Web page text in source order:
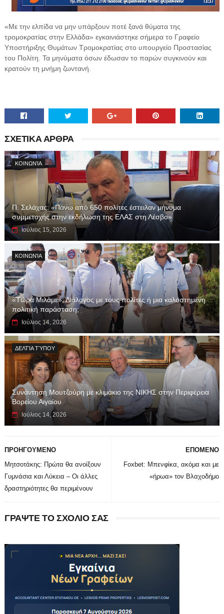
«Με την ελπίδα να μην υπάρξουν ποτέ ξανά θύματα της
τρομοκρατίας στην Ελλάδα» εγκαινιάστηκε σήμερα το Γραφείο
Υποστήριξης Θυμάτων Τρομοκρατίας στο υπουργείο Προστασίας
του Πολίτη. Τα μηνύματα όσων έδωσαν το παρών συγκινούν και
κρατούν τη μνήμη ζωντανή.
ΣΧΕΤΙΚΑ ΑΡΘΡΑ
ΚΟΙΝΩΝΊΑ
Π. Σελάχας: «Πάνω από 650 πολίτες έστειλαν μήνυμα
συμμετοχής στην εκδήλωση της ΕΛΑΣ στη Λέσβο»
Ιούλιος 15, 2026
ΚΟΙΝΩΝΊΑ
«Τώρα Μιλάμε»: Διάλογος με τους πολίτες ή μια καλοστημένη
πολιτική παράσταση;
Ιούλιος 14, 2026
ΔΕΛΤΊΑ ΤΎΠΟΥ
Συνάντηση Μουτζούρη με κλιμάκιο της ΝΙΚΗΣ στην Περιφέρεια
Βορείου Αιγαίου
Ιούλιος 14, 2026
ΕΠΟΜΕΝΟ
Foxbet: Μπενφίκα, ακόμα και με
«ήρωα» τον Βλαχοδήμο
ΠΡΟΗΓΟΥΜΕΝΟ
Μητσοτάκης: Πρώτα θα ανοίξουν
Γυμνάσια και Λύκεια – Οι άλλες
δραστηριότητες θα περιμένουν
ΓΡΑΨΤΕ ΤΟ ΣΧΟΛΙΟ ΣΑΣ